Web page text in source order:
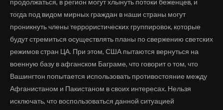
продолжаться, в регион могут хлынуть потоки беженцев, и
тогда под видом мирных граждан в наши страны могут
проникнуть члены террористических группировок, которые
будут стремиться осуществлять планы по свержению светских
режимов стран ЦА. При этом, США пытаются вернуться на
военную базу в афганском Баграме, что говорит о том, что
Вашингтон попытается использовать противостояние между
Афганистаном и Пакистаном в своих интересах. Нельзя
исключать, что воспользоваться данной ситуацией